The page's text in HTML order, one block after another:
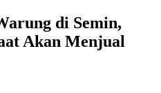
di Semin,
Akan Menjual